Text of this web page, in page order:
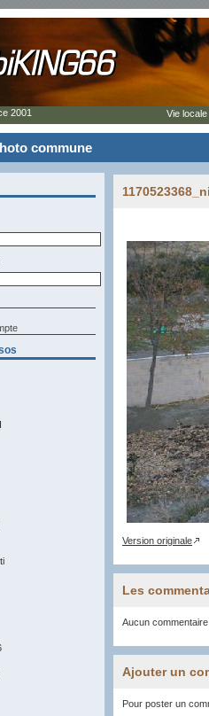
commune
Version originale
Les
Aucun
Ajouter un
Pour poster un
2001 Vie